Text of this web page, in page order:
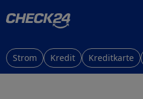
Strom Kredit Kreditkarte